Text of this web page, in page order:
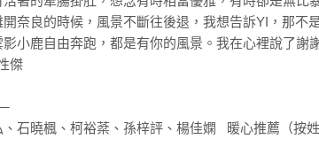
開奈良的時候，風景不斷往後退，我想告訴YI，那不
影小鹿自由奔跑，都是有你的風景。我在心裡說了謝
傑
、石曉楓、柯裕棻、孫梓評、楊佳嫻   暖心推薦（按姓